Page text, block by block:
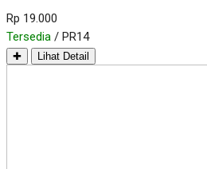
Rp 19.000
Tersedia / PR14
✚ Lihat Detail